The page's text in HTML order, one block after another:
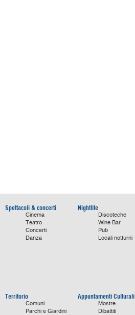
Spettacoli & concerti
Cinema
Teatro
Concerti
Danza
Nightlife
Discoteche
Wine Bar
Pub
Locali notturni
Territorio
Comuni
Parchi e Giardini
Appuntamenti Culturali
Mostre
Dibattiti